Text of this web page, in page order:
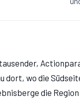
dort, wo die
die